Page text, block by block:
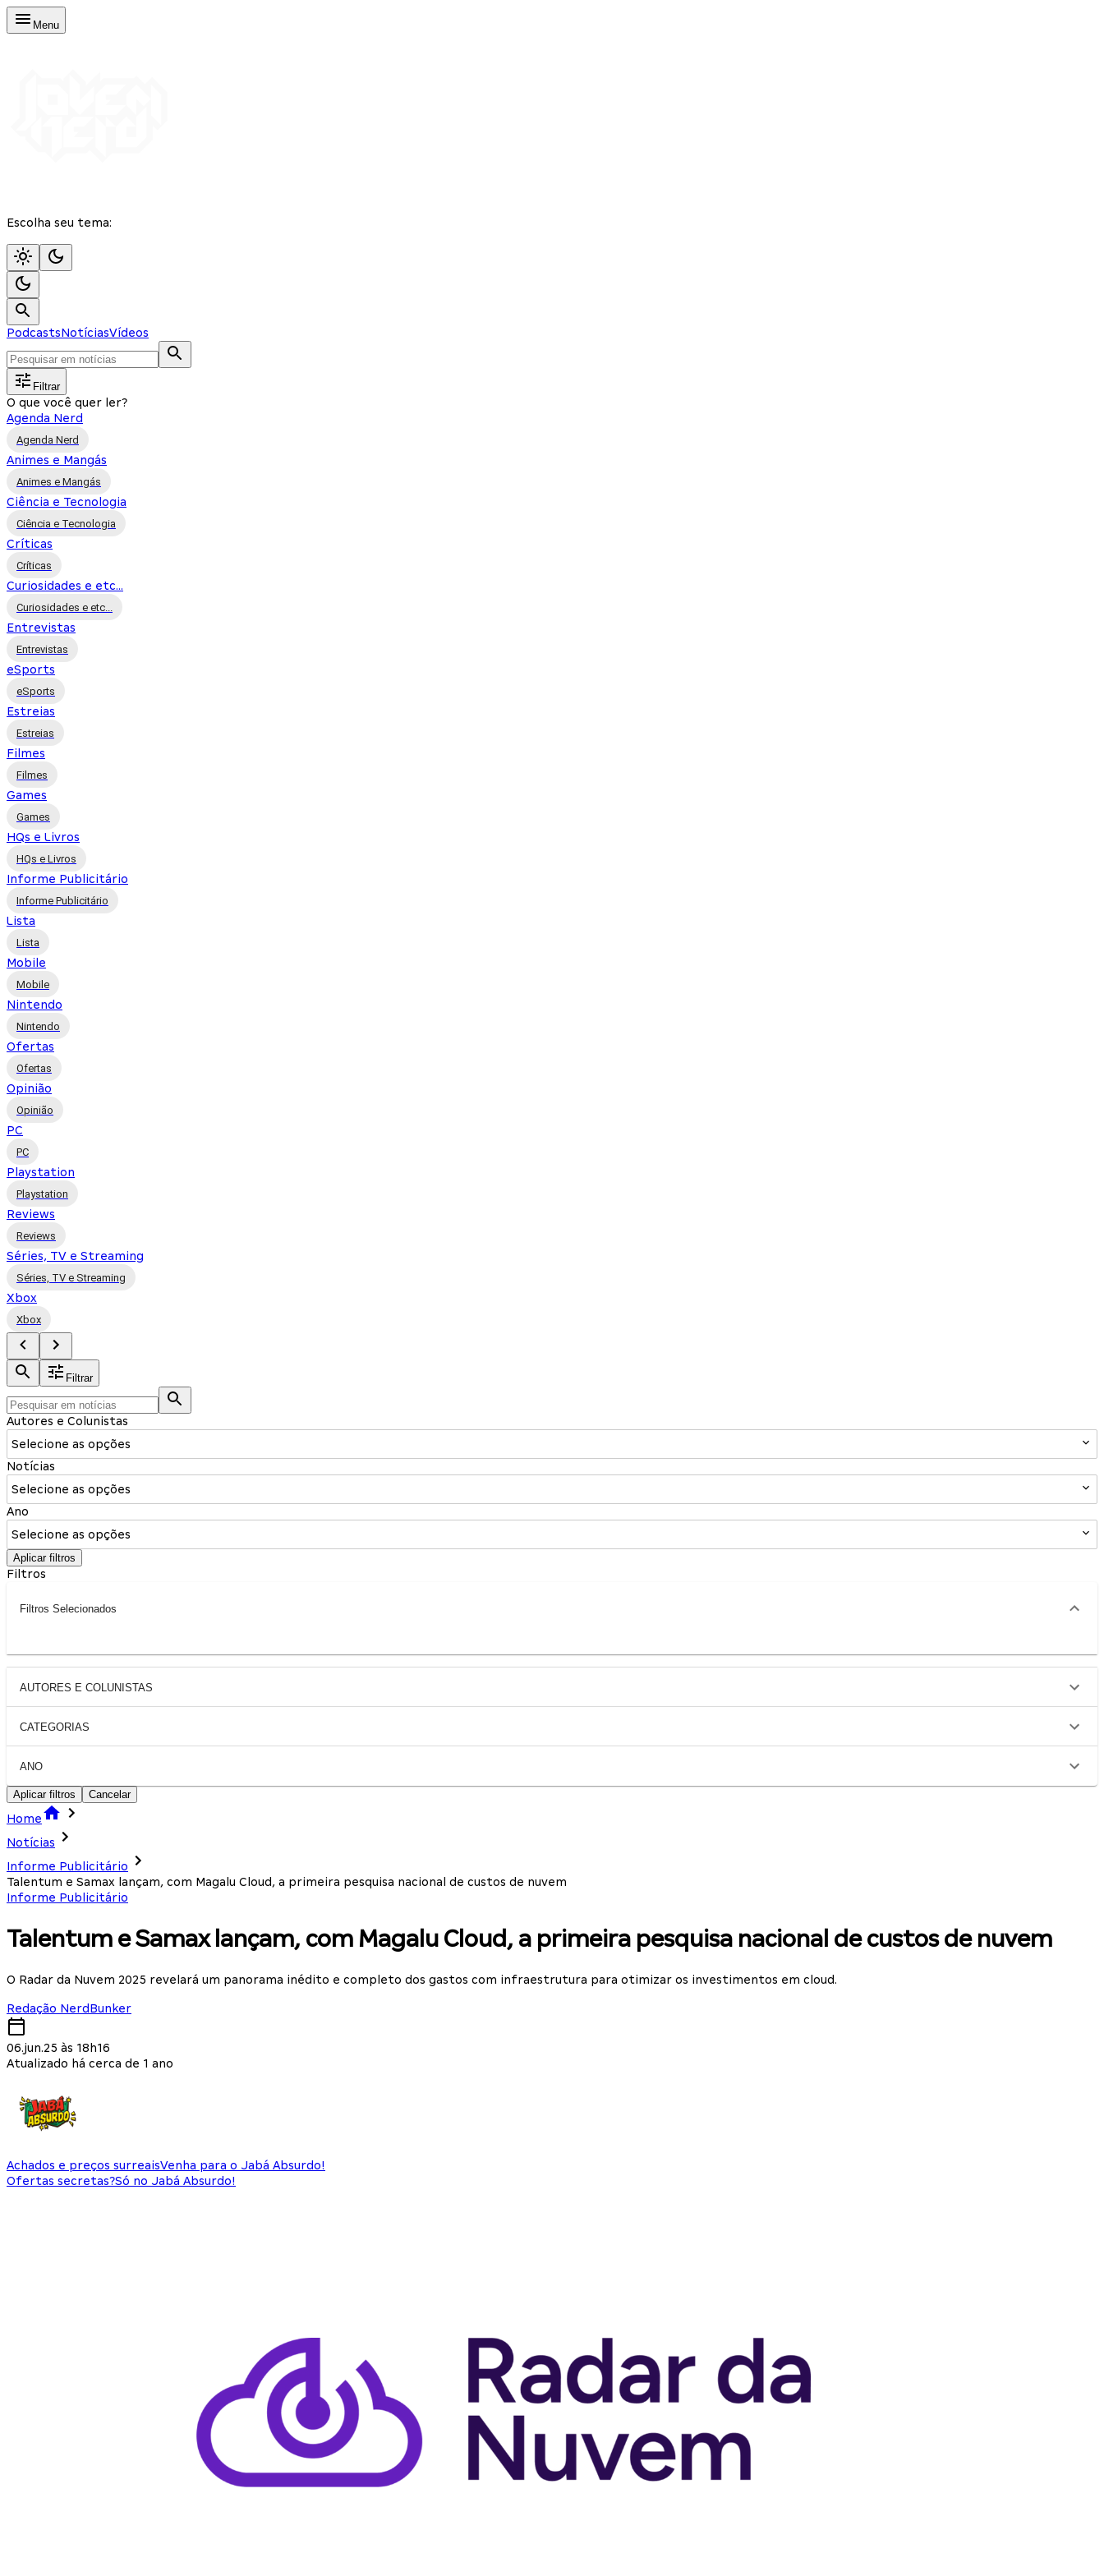
Menu
Escolha seu tema:
PodcastsNotíciasVídeos
Filtrar
O que você quer ler?
Agenda Nerd
Agenda Nerd
Animes e Mangás
Animes e Mangás
Ciência e Tecnologia
Ciência e Tecnologia
Críticas
Críticas
Curiosidades e etc...
Curiosidades e etc...
Entrevistas
Entrevistas
eSports
eSports
Estreias
Estreias
Filmes
Filmes
Games
Games
HQs e Livros
HQs e Livros
Informe Publicitário
Informe Publicitário
Lista
Lista
Mobile
Mobile
Nintendo
Nintendo
Ofertas
Ofertas
Opinião
Opinião
PC
PC
Playstation
Playstation
Reviews
Reviews
Séries, TV e Streaming
Séries, TV e Streaming
Xbox
Xbox
Filtrar
Autores e Colunistas
Selecione as opções
Notícias
Selecione as opções
Ano
Selecione as opções
Aplicar filtros
Filtros
Filtros Selecionados
AUTORES E COLUNISTAS
CATEGORIAS
ANO
Aplicar filtros Cancelar
Home
Notícias
Informe Publicitário
Talentum e Samax lançam, com Magalu Cloud, a primeira pesquisa nacional de custos de nuvem
Informe Publicitário
Talentum e Samax lançam, com Magalu Cloud, a primeira pesquisa nacional de custos de nuvem
O Radar da Nuvem 2025 revelará um panorama inédito e completo dos gastos com infraestrutura para otimizar os investimentos em cloud.
Redação NerdBunker
06.jun.25 às 18h16
Atualizado há cerca de 1 ano
Achados e preços surreaisVenha para o Jabá Absurdo!
Ofertas secretas?Só no Jabá Absurdo!